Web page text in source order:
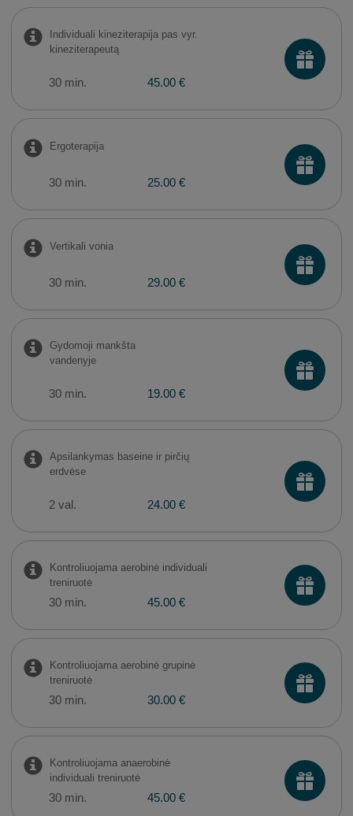
Individuali kineziterapija pas vyr.
kineziterapeutą
30 min. 45.00 €
Ergoterapija
30 min. 25.00 €
Vertikali vonia
30 min. 29.00 €
Gydomoji mankšta
vandenyje
30 min. 19.00 €
Apsilankymas baseine ir pirčių
erdvėse
2 val. 24.00 €
Kontroliuojama aerobinė individuali
treniruotė
30 min. 45.00 €
Kontroliuojama aerobinė grupinė
treniruotė
30 min. 30.00 €
Kontroliuojama anaerobinė
individuali treniruotė
30 min. 45.00 €